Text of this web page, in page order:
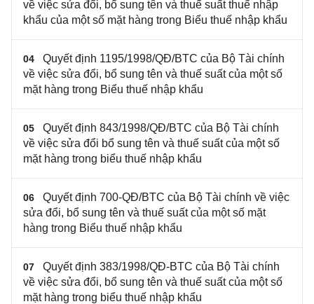
về việc sửa đổi, bổ sung tên và thuế suất thuế nhập
khẩu của một số mặt hàng trong Biểu thuế nhập khẩu
04
Quyết định 1195/1998/QĐ/BTC của Bộ Tài chính
về việc sửa đổi, bổ sung tên và thuế suất của một số
mặt hàng trong Biểu thuế nhập khẩu
05
Quyết định 843/1998/QĐ/BTC của Bộ Tài chính
về việc sửa đổi bổ sung tên và thuế suất của một số
mặt hàng trong biểu thuế nhập khẩu
06
Quyết định 700-QĐ/BTC của Bộ Tài chính về việc
sửa đổi, bổ sung tên và thuế suất của một số mặt
hàng trong Biểu thuế nhập khẩu
07
Quyết định 383/1998/QĐ-BTC của Bộ Tài chính
về việc sửa đổi, bổ sung tên và thuế suất của một số
mặt hàng trong biểu thuế nhập khẩu